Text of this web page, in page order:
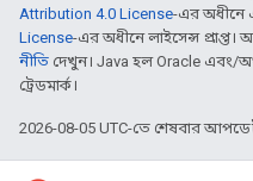
Attribution 4.0 License-এর অধীনে
License-এর অধীনে লাইসেন্স
নীতি দেখুন। Java হল Oracle এবং/
ট্রেডমার্ক।
2026-08-05 UTC-তে শেষবার